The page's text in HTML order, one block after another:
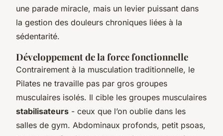
une parade miracle, mais un levier puissant dans
la gestion des douleurs chroniques liées à la
sédentarité.
Développement de la force fonctionnelle
Contrairement à la musculation traditionnelle, le
Pilates ne travaille pas par gros groupes
musculaires isolés. Il cible les groupes musculaires
stabilisateurs - ceux que l’on oublie dans les
salles de gym. Abdominaux profonds, petit psoas,